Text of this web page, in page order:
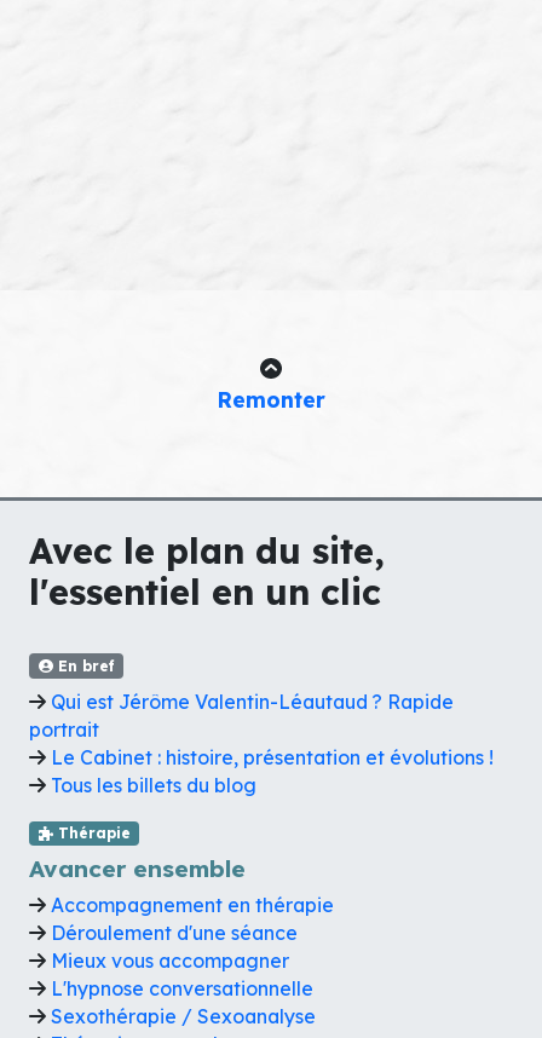
Remonter
Avec le plan du site,
l'essentiel en un clic
En bref
Qui est Jérôme Valentin-Léautaud ? Rapide
portrait
Le Cabinet : histoire, présentation et évolutions !
Tous les billets du blog
Thérapie
Avancer ensemble
Accompagnement en thérapie
Déroulement d'une séance
Mieux vous accompagner
L'hypnose conversationnelle
Sexothérapie / Sexoanalyse